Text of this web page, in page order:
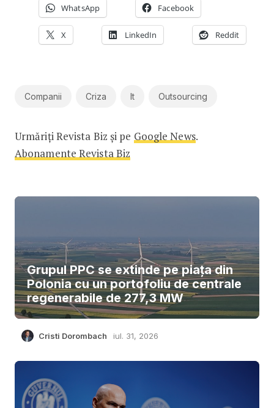
WhatsApp Facebook
X LinkedIn Reddit
Companii Criza It Outsourcing
Urmăriți Revista Biz și pe Google News.
Abonamente Revista Biz
Grupul PPC se extinde pe piața din
Polonia cu un portofoliu de centrale
regenerabile de 277,3 MW
Cristi Dorombach iul. 31, 2026